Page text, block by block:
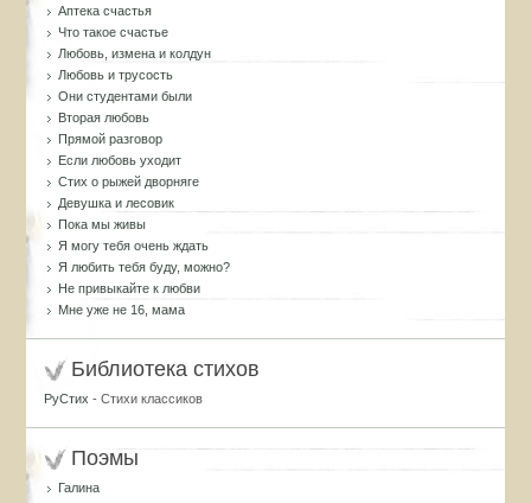
Аптека счастья
Что такое счастье
Любовь, измена и колдун
Любовь и трусость
Они студентами были
Вторая любовь
Прямой разговор
Если любовь уходит
Стих о рыжей дворняге
Девушка и лесовик
Пока мы живы
Я могу тебя очень ждать
Я любить тебя буду, можно?
Не привыкайте к любви
Мне уже не 16, мама
Библиотека стихов
РуСтих - Стихи классиков
Поэмы
Галина